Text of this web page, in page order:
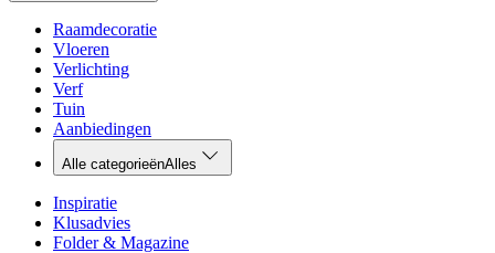
Raamdecoratie
Vloeren
Verlichting
Verf
Tuin
Aanbiedingen
Alle categorieënAlles
Inspiratie
Klusadvies
Folder & Magazine